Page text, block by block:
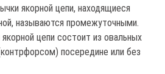
якорной цепи, находящиеся
называются промежуточными.
цепи состоит из овальных
посередине или без